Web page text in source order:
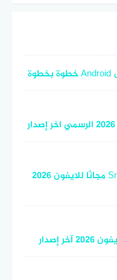
سناب شات – تنزيل Snapchat iOS مجانًا للايفون 2026